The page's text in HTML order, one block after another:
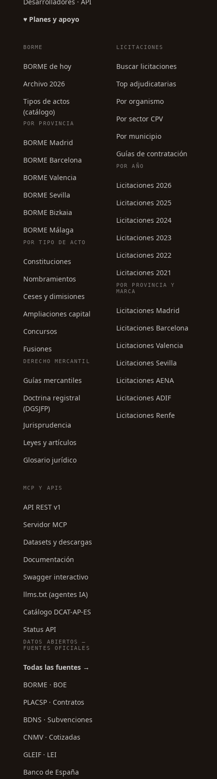
♥ Planes y apoyo
BORME
BORME de hoy
Archivo 2026
Tipos de actos
(catálogo)
POR PROVINCIA
BORME Madrid
BORME Barcelona
BORME Valencia
BORME Sevilla
BORME Bizkaia
BORME Málaga
POR TIPO DE ACTO
Constituciones
Nombramientos
Ceses y dimisiones
Ampliaciones capital
Concursos
Fusiones
DERECHO MERCANTIL
Guías mercantiles
Doctrina registral
(DGSJFP)
Jurisprudencia
Leyes y artículos
Glosario jurídico
LICITACIONES
Buscar licitaciones
Top adjudicatarias
Por organismo
Por sector CPV
Por municipio
Guías de contratación
POR AÑO
Licitaciones 2026
Licitaciones 2025
Licitaciones 2024
Licitaciones 2023
Licitaciones 2022
Licitaciones 2021
POR PROVINCIA Y
MARCA
Licitaciones Madrid
Licitaciones Barcelona
Licitaciones Valencia
Licitaciones Sevilla
Licitaciones AENA
Licitaciones ADIF
Licitaciones Renfe
MCP Y APIS
API REST v1
Servidor MCP
Datasets y descargas
Documentación
Swagger interactivo
llms.txt (agentes IA)
Catálogo DCAT-AP-ES
Status API
DATOS ABIERTOS —
FUENTES OFICIALES
Todas las fuentes →
BORME · BOE
PLACSP · Contratos
BDNS · Subvenciones
CNMV · Cotizadas
GLEIF · LEI
Banco de España